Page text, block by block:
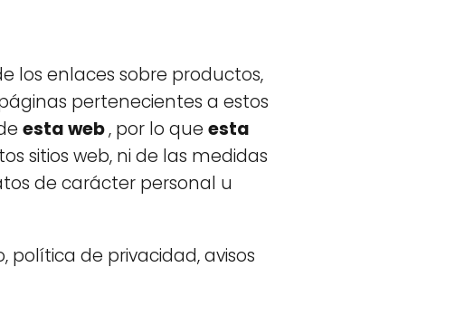
los enlaces sobre productos,
pertenecientes a estos
esta web, por lo que esta
sitios web, ni de las medidas
de carácter personal u
de privacidad, avisos